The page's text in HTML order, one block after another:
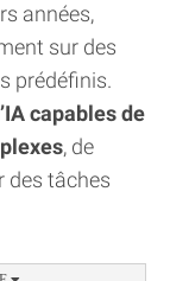
années,
sur des
prédéfinis.
capables de
, de
des tâches